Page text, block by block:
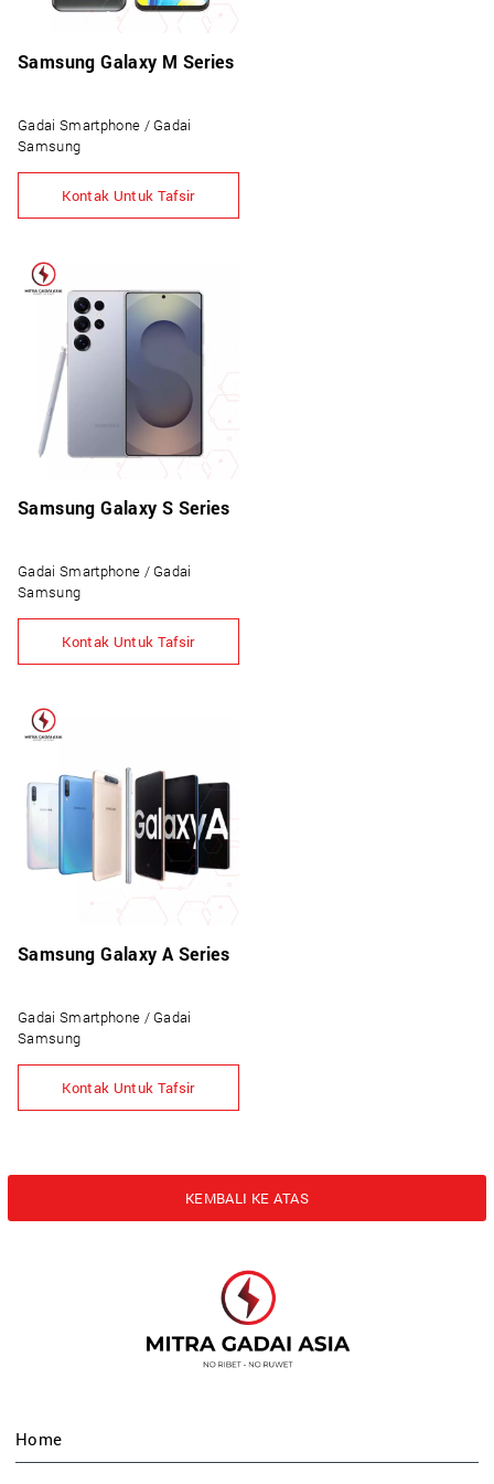
Samsung Galaxy M Series
Gadai Smartphone / Gadai
Samsung
Kontak Untuk Tafsir
Samsung Galaxy S Series
Gadai Smartphone / Gadai
Samsung
Kontak Untuk Tafsir
Samsung Galaxy A Series
Gadai Smartphone / Gadai
Samsung
Kontak Untuk Tafsir
KEMBALI KE ATAS
Home